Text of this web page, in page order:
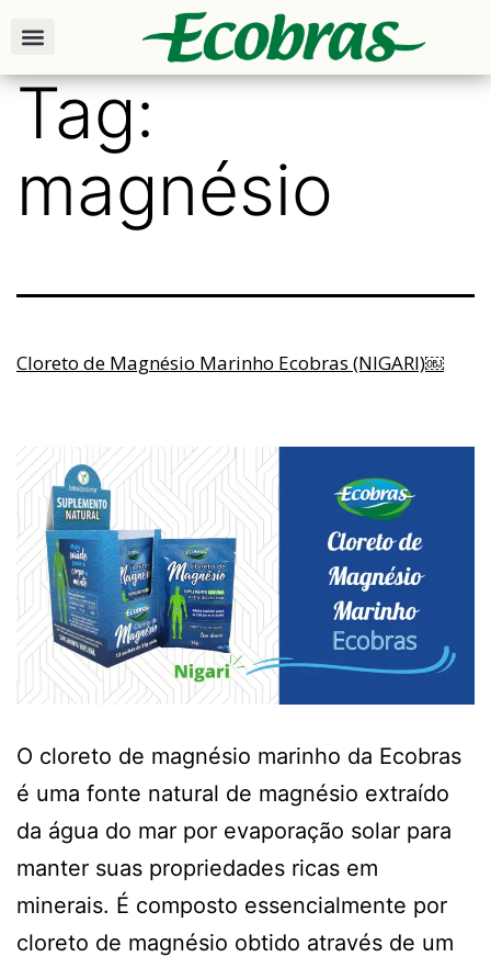
Tag:
magnésio
Cloreto de Magnésio Marinho Ecobras (NIGARI)￼
O cloreto de magnésio marinho da Ecobras
é uma fonte natural de magnésio extraído
da água do mar por evaporação solar para
manter suas propriedades ricas em
minerais. É composto essencialmente por
cloreto de magnésio obtido através de um